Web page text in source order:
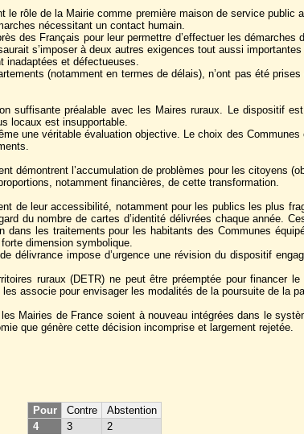
le rôle de la Mairie comme première maison de service
nécessitant un contact humain.
des Français pour leur permettre d’effectuer les
s’imposer à deux autres exigences tout aussi
inadaptées et défectueuses.
(notamment en termes de délais), n’ont pas été
suffisante préalable avec les Maires ruraux. Le dispositif
locaux est insupportable.
une véritable évaluation objective. Le choix des
démontrent l’accumulation de problèmes pour les citoyens
notamment financières, de cette transformation.
de leur accessibilité, notamment pour les publics les plus
du nombre de cartes d’identité délivrées chaque année.
les traitements pour les habitants des Communes
dimension symbolique.
délivrance impose d’urgence une révision du dispositif
ruraux (DETR) ne peut être préemptée pour financer
associe pour envisager les modalités de la poursuite de la
Mairies de France soient à nouveau intégrées dans le
que génère cette décision incomprise et largement rejetée.
Pour Contre
Abstention
4
3 2